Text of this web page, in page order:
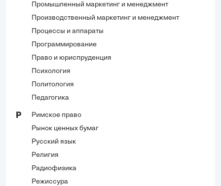
Промышленный маркетинг и менеджмент
Производственный маркетинг и менеджмент
Процессы и аппараты
Программирование
Право и юриспруденция
Психология
Политология
Педагогика
Р
Римское право
Рынок ценных бумаг
Русский язык
Религия
Радиофизика
Режиссура